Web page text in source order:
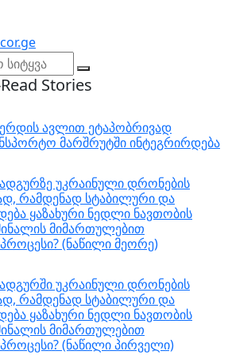
Stories
ავლით ეტაპობრივად
მარშრუტში ინტეგრირდება
უკრაინული დრონების
რამდენად სტაბილური და
ყაზახური ნედლი ნავთობის
მიმართულებით
(ნაწილი მეორე)
უკრაინული დრონების
რამდენად სტაბილური და
ყაზახური ნედლი ნავთობის
მიმართულებით
(ნაწილი პირველი)